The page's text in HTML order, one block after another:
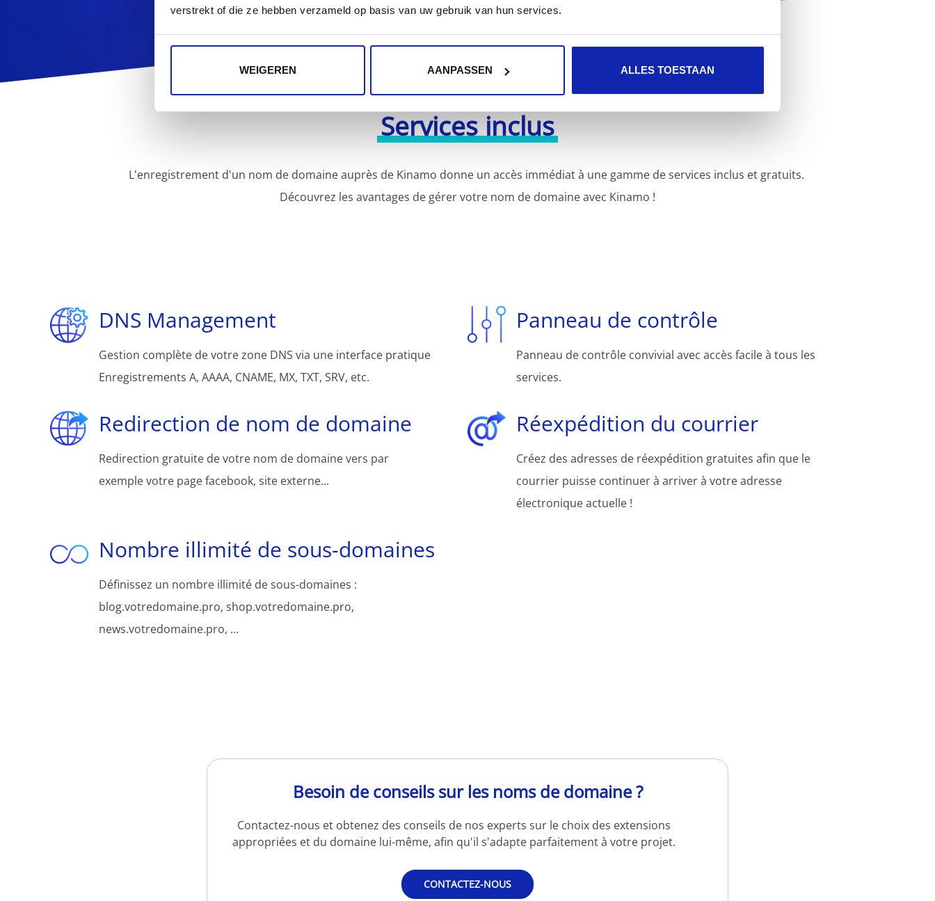
verstrekt of die ze hebben verzameld op basis van uw gebruik van hun services.
WEIGEREN AANPASSEN ALLES TOESTAAN
Services inclus
L'enregistrement d'un nom de domaine auprès de Kinamo donne un accès immédiat à une gamme de services inclus et gratuits.
Découvrez les avantages de gérer votre nom de domaine avec Kinamo !
DNS Management
Gestion complète de votre zone DNS via une interface pratique
Enregistrements A, AAAA, CNAME, MX, TXT, SRV, etc.
Panneau de contrôle
Panneau de contrôle convivial avec accès facile à tous les
services.
Redirection de nom de domaine
Redirection gratuite de votre nom de domaine vers par
exemple votre page facebook, site externe...
Réexpédition du courrier
Créez des adresses de réexpédition gratuites afin que le
courrier puisse continuer à arriver à votre adresse
électronique actuelle !
Nombre illimité de sous-domaines
Définissez un nombre illimité de sous-domaines :
blog.votredomaine.pro, shop.votredomaine.pro,
news.votredomaine.pro, ...
Besoin de conseils sur les noms de domaine ?
Contactez-nous et obtenez des conseils de nos experts sur le choix des extensions
appropriées et du domaine lui-même, afin qu'il s'adapte parfaitement à votre projet.
CONTACTEZ-NOUS